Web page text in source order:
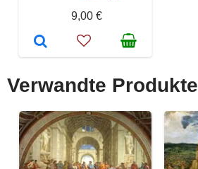
9,00 €
Verwandte Produkte